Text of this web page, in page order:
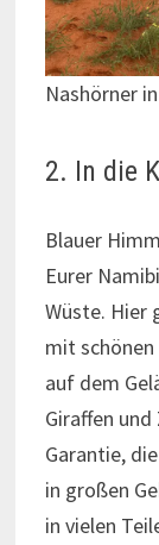
Nashörner
2. In die
Blauer
Eurer
Wüste. Hier
mit
auf dem
Giraffen
Garantie,
in großen
in vielen